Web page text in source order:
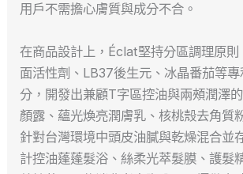
用戶不需擔心膚質與成分不合。
在商品設計上，Éclat堅持分區調理原
面活性劑、LB37後生元、冰晶番茄等
分，開發出兼顧T字區控油與兩頰潤澤
顏露、蘊光煥亮潤膚乳、核桃殼去角質
針對台灣環境中頭皮油膩與乾燥混合並
計控油蓬蓬髮浴、絲柔光萃髮膜、護髮